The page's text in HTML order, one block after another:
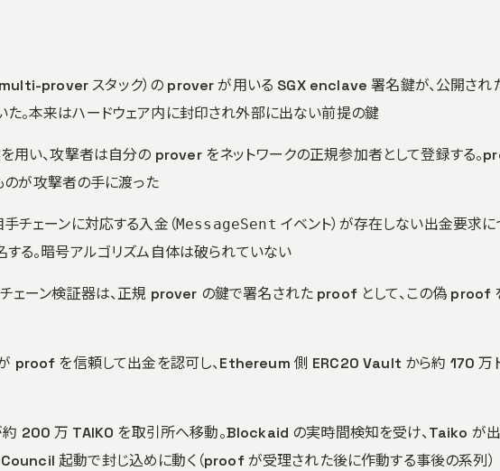
prover スタック）の prover が用いる SGX enclave 署名鍵が、公開され
。本来はハードウェア内に封印され外部に出ない前提の鍵
用い、攻撃者は自分の prover をネットワークの正規参加者として登録する。
のが攻撃者の手に渡った
チェーンに対応する入金（MessageSent イベント）が存在しない出金要求に
する。暗号アルゴリズム自体は破られていない
ェーン検証器は、正規 prover の鍵で署名された proof として、この偽 proof
proof を信頼して出金を認可し、Ethereum 側 ERC20 Vault から約 170 万
200 万 TAIKO を取引所へ移動。Blockaid の実時間検知を受け、Taiko が
起動で封じ込めに動く（proof が受理された後に作動する事後の系列）